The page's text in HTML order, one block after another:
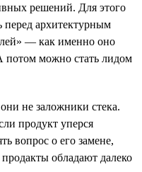
решений. Для этого
архитектурным
— как именно оно
потом можно стать лидом
не заложники стека.
продукт уперся
вопрос о его замене,
обладают далеко